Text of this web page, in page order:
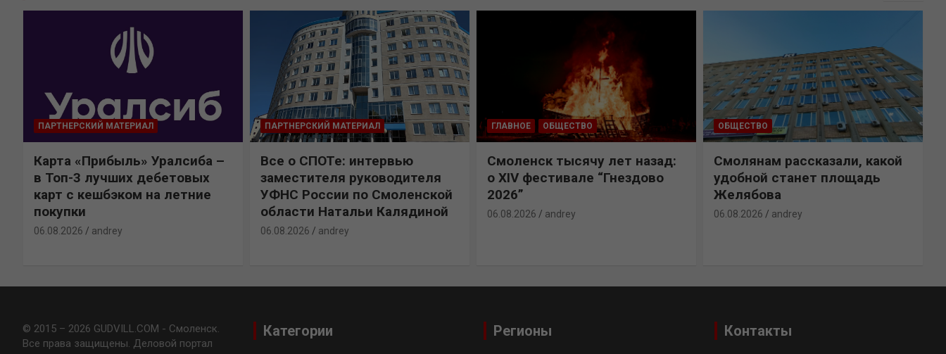
ПАРТНЕРСКИЙ МАТЕРИАЛ
Карта «Прибыль» Уралсиба –
в Топ-3 лучших дебетовых
карт с кешбэком на летние
покупки
06.08.2026 andrey
ПАРТНЕРСКИЙ МАТЕРИАЛ
Все о СПОТе: интервью
заместителя руководителя
УФНС России по Смоленской
области Натальи Калядиной
06.08.2026 andrey
ГЛАВНОЕ ОБЩЕСТВО
Смоленск тысячу лет назад:
о XIV фестивале “Гнездово
2026”
06.08.2026 andrey
ОБЩЕСТВО
Смолянам рассказали, какой
удобной станет площадь
Желябова
06.08.2026 andrey
© 2015 – 2026 GUDVILL.COM - Смоленск.
Все права защищены. Деловой портал
Категории Регионы Контакты